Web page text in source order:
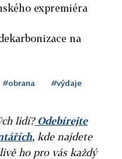
expremiéra
na
#obrana #výdaje
lidí?Odebírejte
, kde najdete
ho pro vás každý